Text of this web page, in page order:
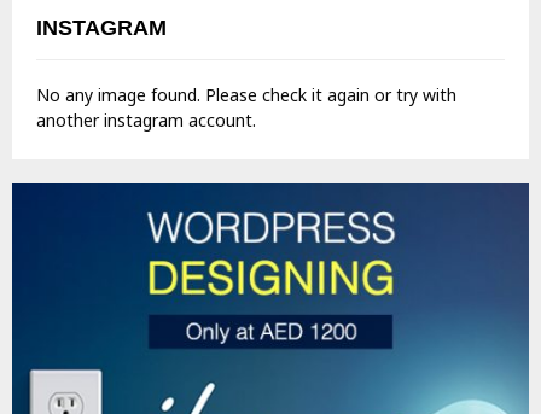
INSTAGRAM
No any image found. Please check it again or try with
another instagram account.